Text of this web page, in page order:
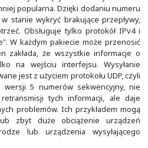
komponentów. Jeden
urządzenia, a drugi ich
eksportowanych do
danych. Należy
informacje, jaki można
eksportowane i
Dostępnych jest kilka